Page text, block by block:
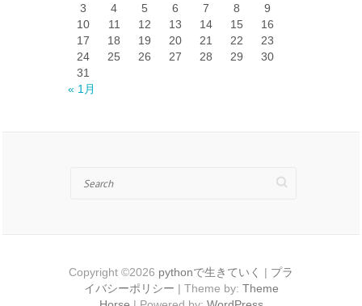
3
4 5 6 7 8
9
10
11 12 13 14 15
16
17
18 19 20 21 22
23
24
25 26 27 28 29
30
31
« 1月
Copyright ©2026 pythonで生きていく | プラ
イバシーポリシー | Theme by: Theme